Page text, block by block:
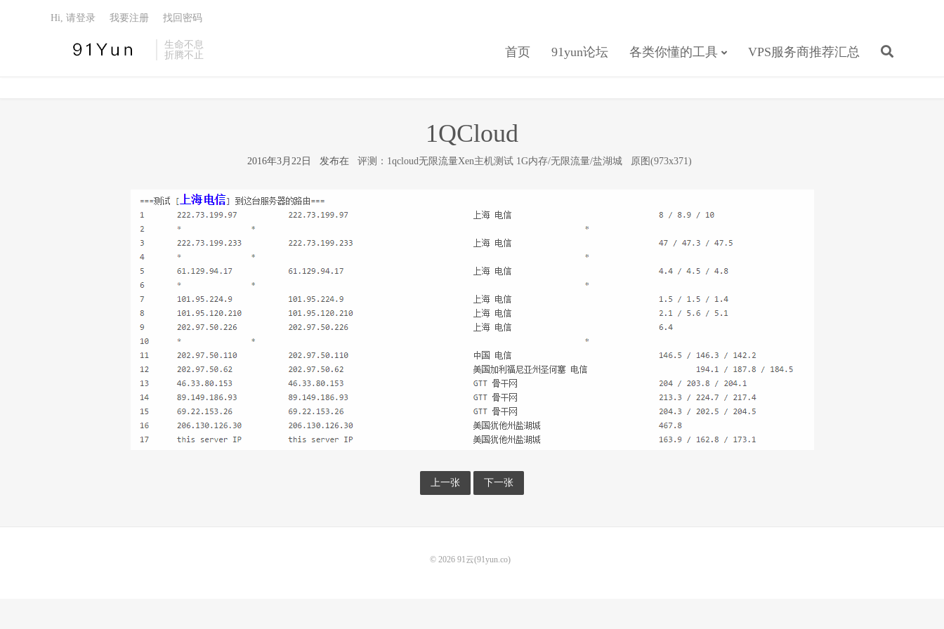
生命不息
折腾不止
首页 91yun论坛 各类你懂的工具 VPS服务商推荐汇总
Hi, 请登录 我要注册 找回密码
1QCloud
2016年3月22日 发布在 评测：1qcloud无限流量Xen主机测试 1G内存/无限流量/盐湖城 原图(973x371)
上一张 下一张
© 2026 91云(91yun.co)